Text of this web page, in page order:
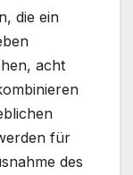
die ein
acht
für
des